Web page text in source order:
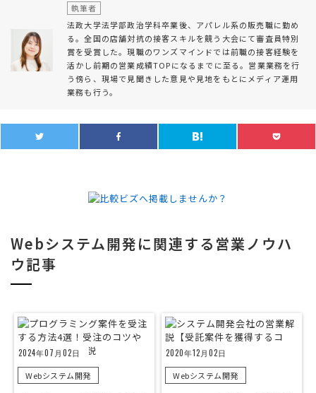
執筆者
法政大学法学部政治学科卒業後、アパレル系の販売職に勤め
る。全国の店舗対抗の接客スキルを競う大会にて審査員特別
賞を受賞した。現職のワンズマインドでは前職の接客経験を
活かし前期の営業成績TOPになるまでに至る。営業業務を行
う傍ら、現場で見聞きした意見や見地をもとにメディア運用
業務も行う。
Webシステム開発に関連する営業ノウハ
ウ記事
2024年07月02日
Webシステム開発
2020年12月02日
Webシステム開発